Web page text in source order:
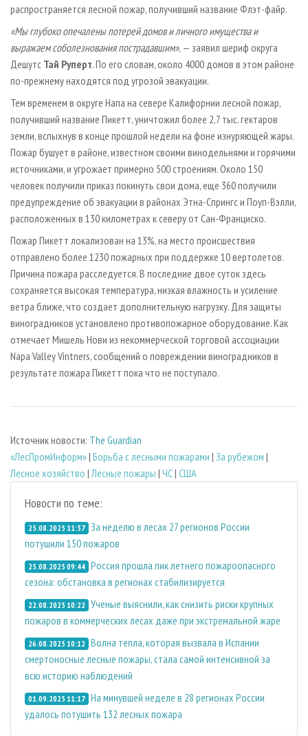
ИНСТРУМЕНТ И МАТЕРИАЛЫ
БИБЛИОТЕКА СПЕЦИАЛИСТА
распространяется лесной пожар, получивший название Флэт-файр.
«Мы глубоко опечалены потерей домов и личного имущества и
выражаем соболезнования пострадавшим», — заявил шериф округа
Дешутс Тай Руперт. По его словам, около 4000 домов в этом районе
по-прежнему находятся под угрозой эвакуации.
Тем временем в округе Напа на севере Калифорнии лесной пожар,
получивший название Пикетт, уничтожил более 2,7 тыс. гектаров
земли, вспыхнув в конце прошлой недели на фоне изнуряющей жары.
Пожар бушует в районе, известном своими винодельнями и горячими
источниками, и угрожает примерно 500 строениям. Около 150
человек получили приказ покинуть свои дома, еще 360 получили
предупреждение об эвакуации в районах Этна-Спрингс и Поуп-Вэлли,
расположенных в 130 километрах к северу от Сан-Франциско.
Пожар Пикетт локализован на 13%, на место происшествия
отправлено более 1230 пожарных при поддержке 10 вертолетов.
Причина пожара расследуется. В последние двое суток здесь
сохраняется высокая температура, низкая влажность и усиление
ветра ближе, что создает дополнительную нагрузку. Для защиты
виноградников установлено противопожарное оборудование. Как
отмечает Мишель Нови из некоммерческой торговой ассоциации
Napa Valley Vintners, сообщений о повреждении виноградников в
результате пожара Пикетт пока что не поступало.
Источник новости: The Guardian
«ЛесПромИнформ»| Борьба с лесными пожарами | За рубежом |
Лесное хозяйство |Лесные пожары | ЧС| США
Новости по теме:
25.08.2025 11:37 За неделю в лесах 27 регионов России
потушили 150 пожаров
25.08.2025 09:44 Россия прошла пик летнего пожароопасного
сезона: обстановка в регионах стабилизируется
22.08.2025 10:22 Ученые выяснили, как снизить риски крупных
пожаров в коммерческих лесах даже при экстремальной жаре
26.08.2025 10:12 Волна тепла, которая вызвала в Испании
смертоносные лесные пожары, стала самой интенсивной за
всю историю наблюдений
01.09.2025 11:17 На минувшей неделе в 28 регионах России
удалось потушить 132 лесных пожара